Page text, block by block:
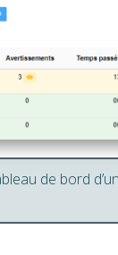
de bord